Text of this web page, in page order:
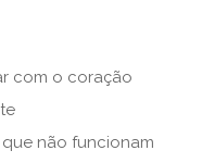
com o coração
não funcionam